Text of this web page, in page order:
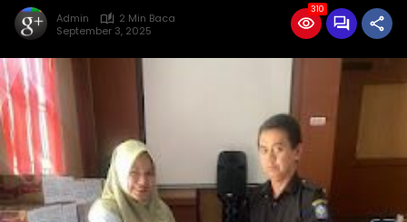
Admin
2 Min Baca
September 3, 2025
310